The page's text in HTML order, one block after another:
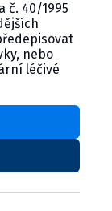
pro
č. 40/1995
nebo
léčivé